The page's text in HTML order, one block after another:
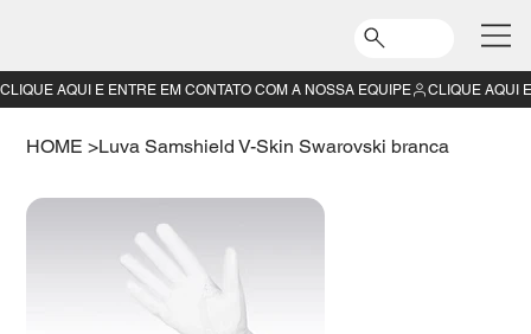
HOME >Luva Samshield V-Skin Swarovski branca
CLIQUE AQUI E ENTRE EM CONTATO COM A NOSSA EQUIPE